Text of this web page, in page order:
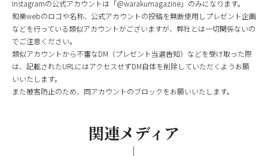
Instagramの公式アカウントは「@warakumagazine」のみになります。
和樂webのロゴや名称、公式アカウントの投稿を無断使用しプレゼント企画
などを行っている類似アカウントがございますが、弊社とは一切関係ないの
でご注意ください。
類似アカウントから不審なDM（プレゼント当選告知）などを受け取った際
は、記載されたURLにはアクセスせずDM自体を削除していただくようお願
いいたします。
また被害防止のため、同アカウントのブロックをお願いいたします。
関連メディア